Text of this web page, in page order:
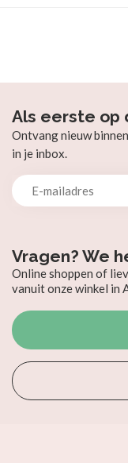
Vragen? We
Online shoppen of
vanuit onze winkel in
Als eerste op
Ontvang nieuw
in je inbox.